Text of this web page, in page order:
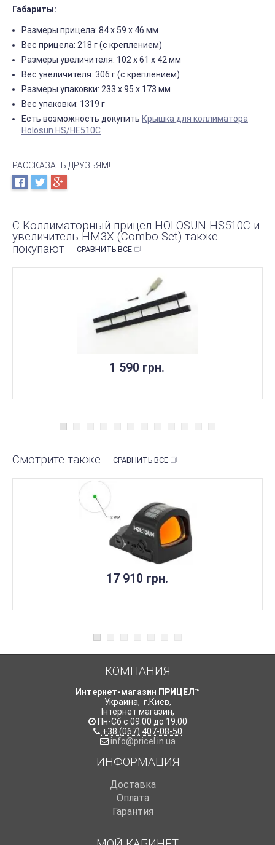
Габариты:
Размеры прицела: 84 х 59 х 46 мм
Вес прицела: 218 г (с креплением)
Размеры увеличителя: 102 х 61 х 42 мм
Вес увеличителя: 306 г (с креплением)
Размеры упаковки: 233 х 95 х 173 мм
Вес упаковки: 1319 г
Есть возможность докупить Крышка для коллиматора
Holosun HS/HE510C
РАССКАЗАТЬ ДРУЗЬЯМ!
С Коллиматорный прицел HOLOSUN HS510C и
увеличитель HM3X (Combo Set) также
покупают
СРАВНИТЬ ВСЕ
1 590 грн.
Смотрите также СРАВНИТЬ ВСЕ
17 910 грн.
КОМПАНИЯ
Интернет-магазин ПРИЦЕЛ™
Украина, г.Киев,
Інтернет магазин,
Пн-Сб с 09:00 до 19:00
+38 (067) 407-08-50
info@pricel.in.ua
ИНФОРМАЦИЯ
Доставка
Оплата
Гарантия